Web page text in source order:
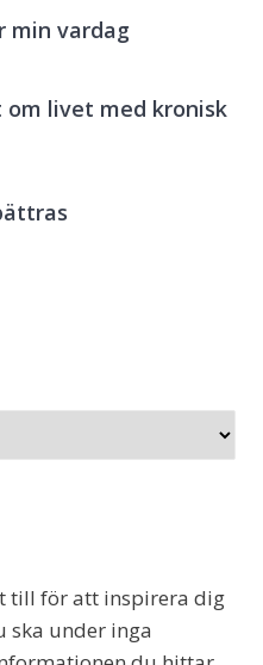
min vardag
om livet med kronisk
till för att inspirera dig
ska under inga